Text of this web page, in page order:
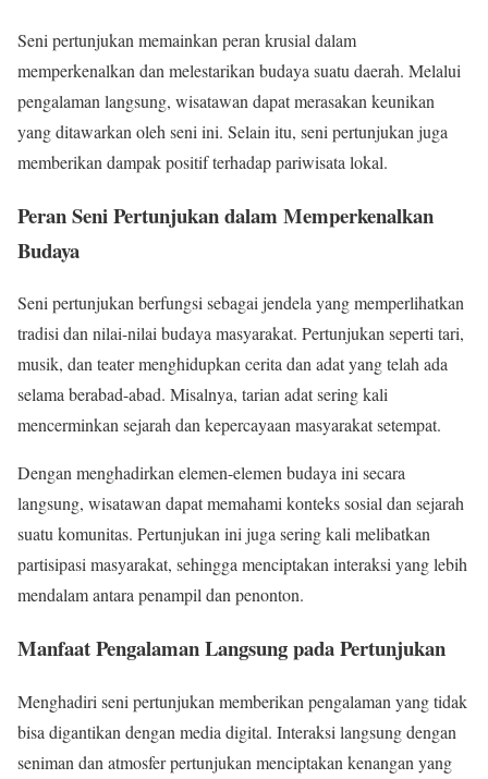
Seni pertunjukan memainkan peran krusial dalam
memperkenalkan dan melestarikan budaya suatu daerah. Melalui
pengalaman langsung, wisatawan dapat merasakan keunikan
yang ditawarkan oleh seni ini. Selain itu, seni pertunjukan juga
memberikan dampak positif terhadap pariwisata lokal.
Peran Seni Pertunjukan dalam Memperkenalkan
Budaya
Seni pertunjukan berfungsi sebagai jendela yang memperlihatkan
tradisi dan nilai-nilai budaya masyarakat. Pertunjukan seperti tari,
musik, dan teater menghidupkan cerita dan adat yang telah ada
selama berabad-abad. Misalnya, tarian adat sering kali
mencerminkan sejarah dan kepercayaan masyarakat setempat.
Dengan menghadirkan elemen-elemen budaya ini secara
langsung, wisatawan dapat memahami konteks sosial dan sejarah
suatu komunitas. Pertunjukan ini juga sering kali melibatkan
partisipasi masyarakat, sehingga menciptakan interaksi yang lebih
mendalam antara penampil dan penonton.
Manfaat Pengalaman Langsung pada Pertunjukan
Menghadiri seni pertunjukan memberikan pengalaman yang tidak
bisa digantikan dengan media digital. Interaksi langsung dengan
seniman dan atmosfer pertunjukan menciptakan kenangan yang